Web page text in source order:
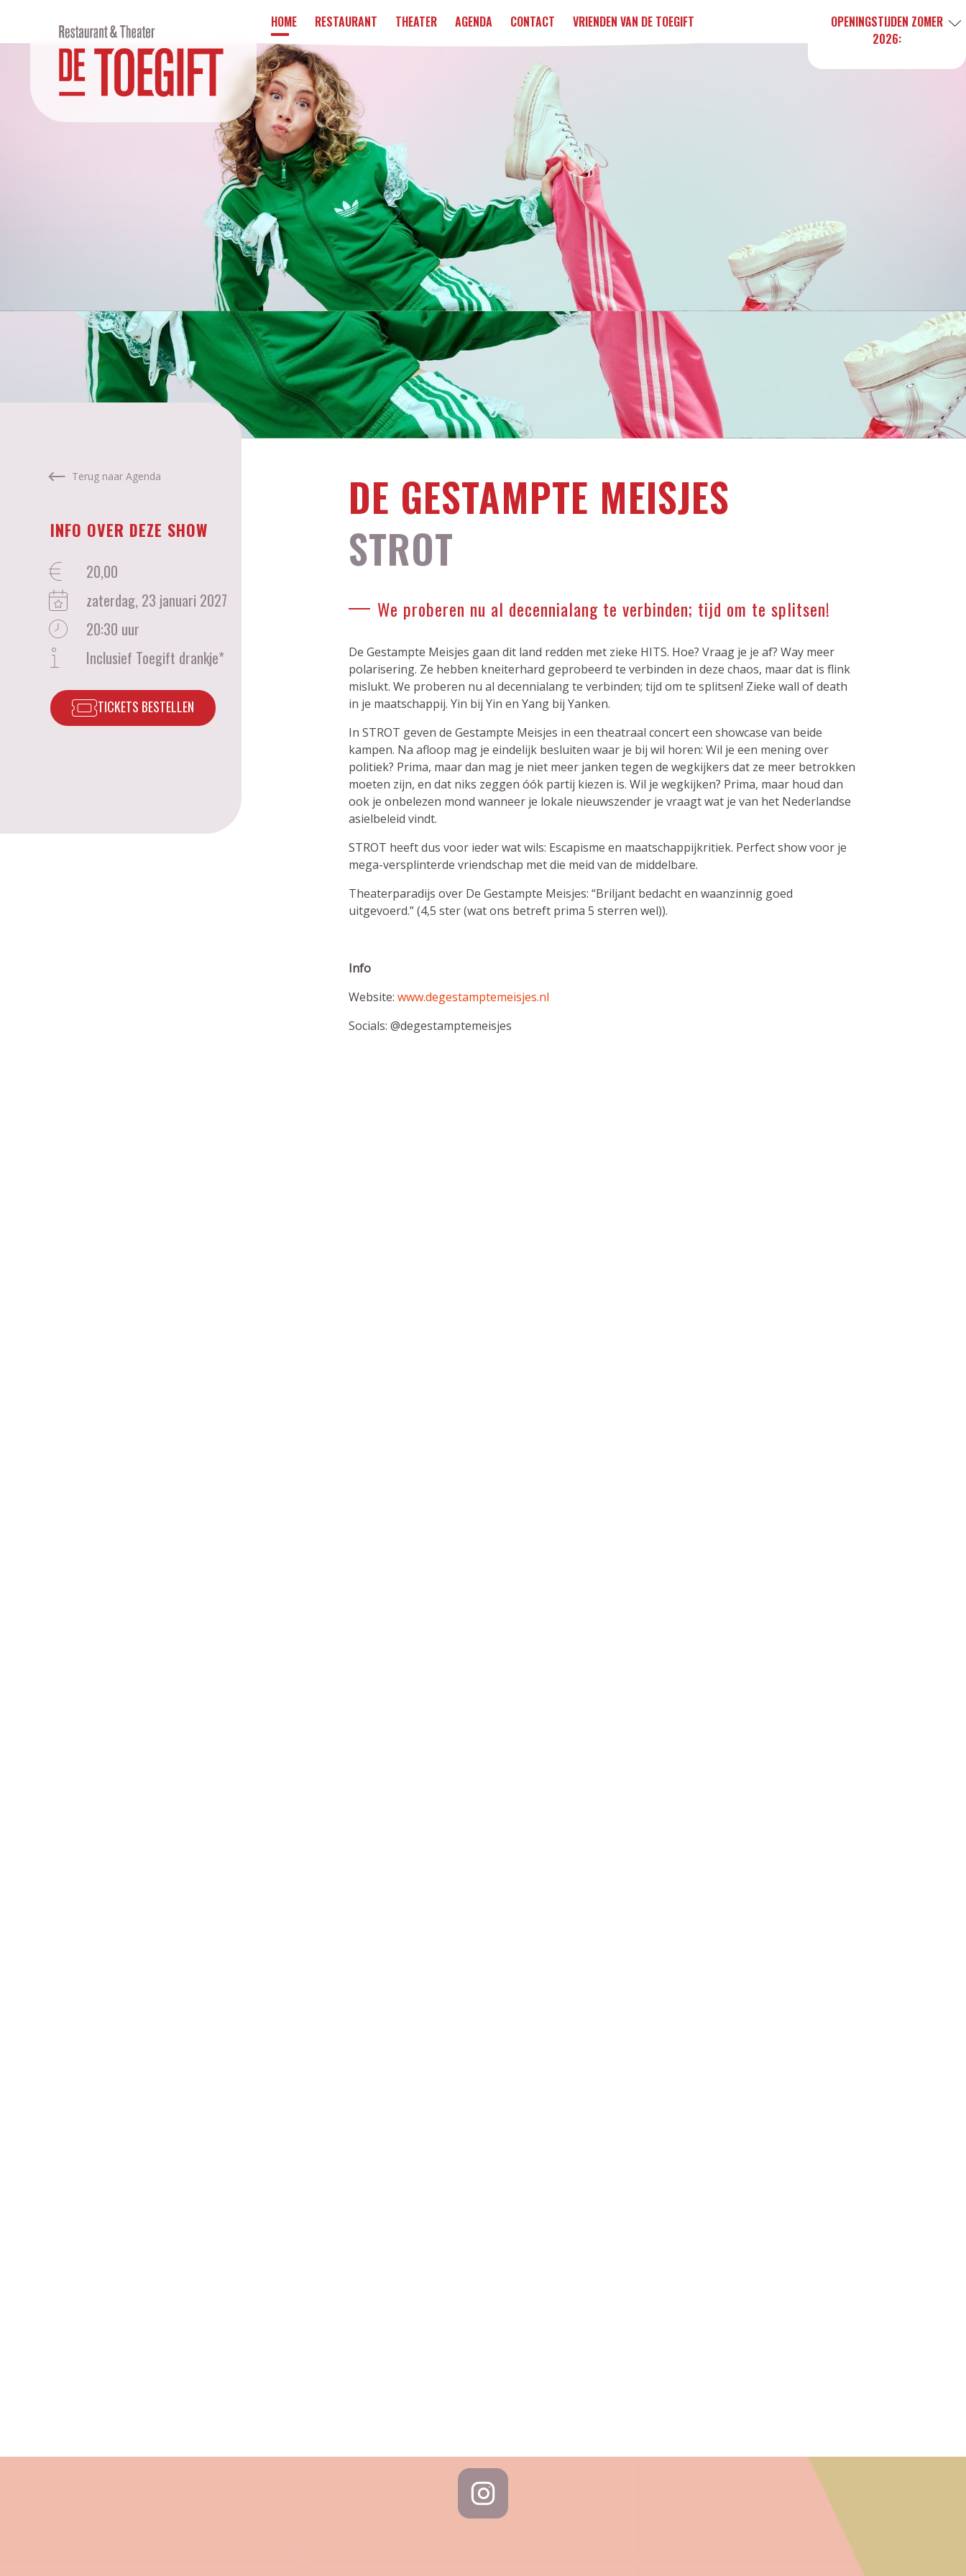
HOME RESTAURANT THEATER AGENDA CONTACT VRIENDEN VAN DE TOEGIFT
OPENINGSTIJDEN ZOMER
2026:
Terug naar Agenda
INFO OVER DEZE SHOW
20,00
zaterdag, 23 januari 2027
20:30 uur
Inclusief Toegift drankje*
DE GESTAMPTE MEISJES
STROT
We proberen nu al decennialang te verbinden; tijd om te splitsen!
De Gestampte Meisjes gaan dit land redden met zieke HITS. Hoe? Vraag je je af? Way meer
polarisering. Ze hebben kneiterhard geprobeerd te verbinden in deze chaos, maar dat is flink
mislukt. We proberen nu al decennialang te verbinden; tijd om te splitsen! Zieke wall of death
in je maatschappij. Yin bij Yin en Yang bij Yanken.
In STROT geven de Gestampte Meisjes in een theatraal concert een showcase van beide
kampen. Na afloop mag je eindelijk besluiten waar je bij wil horen: Wil je een mening over
politiek? Prima, maar dan mag je niet meer janken tegen de wegkijkers dat ze meer betrokken
moeten zijn, en dat niks zeggen óók partij kiezen is. Wil je wegkijken? Prima, maar houd dan
ook je onbelezen mond wanneer je lokale nieuwszender je vraagt wat je van het Nederlandse
asielbeleid vindt.
STROT heeft dus voor ieder wat wils: Escapisme en maatschappijkritiek. Perfect show voor je
mega-versplinterde vriendschap met die meid van de middelbare.
Theaterparadijs over De Gestampte Meisjes: “Briljant bedacht en waanzinnig goed
uitgevoerd.” (4,5 ster (wat ons betreft prima 5 sterren wel)).
Info
Website: www.degestamptemeisjes.nl
Socials: @degestamptemeisjes